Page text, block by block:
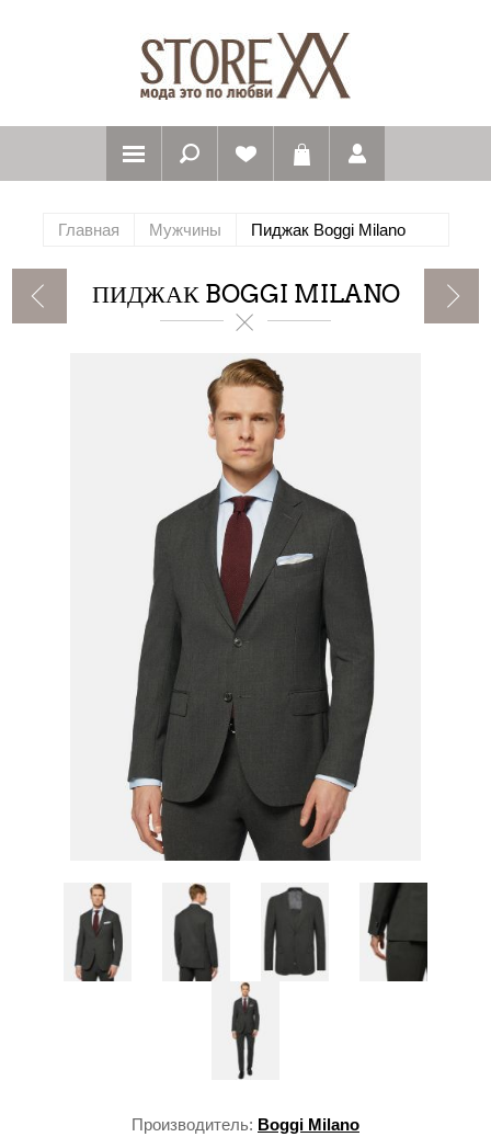
Главная Мужчины Пиджак Boggi Milano
ПИДЖАК BOGGI MILANO
Производитель: Boggi Milano